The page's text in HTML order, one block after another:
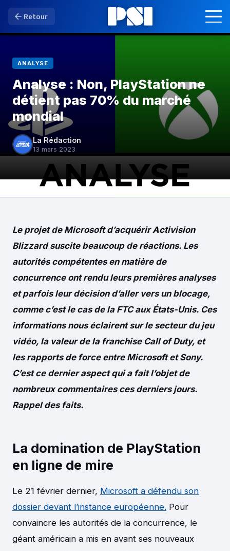
Retour
ANALYSE
Analyse : Non, PlayStation ne
détient pas 70% du marché
mondial
La Rédaction
13 mars 2023
Le projet de Microsoft d’acquérir Activision
Blizzard suscite beaucoup de réactions. Les
autorités compétentes en matière de
concurrence ont rendu leurs premières analyses
et parfois leur décision d’aller vers un blocage,
comme c’est le cas de la FTC aux États-Unis. Ces
informations nous éclairent sur le secteur du jeu
vidéo, la valeur de la franchise Call of Duty, et
les rapports de force entre Microsoft et Sony.
C’est ce dernier aspect qui a fait l’objet de
nombreux commentaires ces derniers jours.
Rappel des faits.
La domination de PlayStation
en ligne de mire
Le 21 février dernier, Microsoft a défendu son
dossier devant l’instance européenne. Pour
convaincre les autorités de la concurrence, le
géant américain a mis en avant ses nouveaux